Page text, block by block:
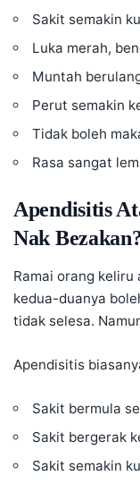
Sakit semakin
Luka merah,
Muntah
Perut semakin
Tidak boleh
Rasa sangat
Apendisitis
Nak
Ramai orang
kedua-duanya
tidak selesa.
Apendisitis
Sakit bermula
Sakit bergerak
Sakit semakin